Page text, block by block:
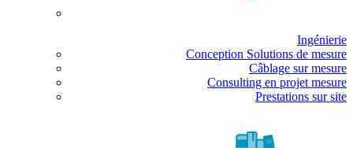
Ingénierie
Conception Solutions de mesure
Câblage sur mesure
Consulting en projet mesure
Prestations sur site